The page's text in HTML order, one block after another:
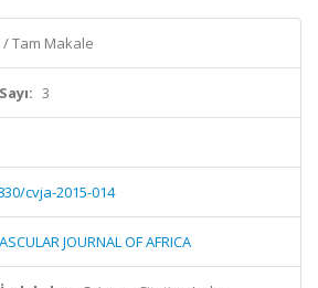
Tam Makale
Sayı: 3
cvja-2015-014
JOURNAL OF AFRICA